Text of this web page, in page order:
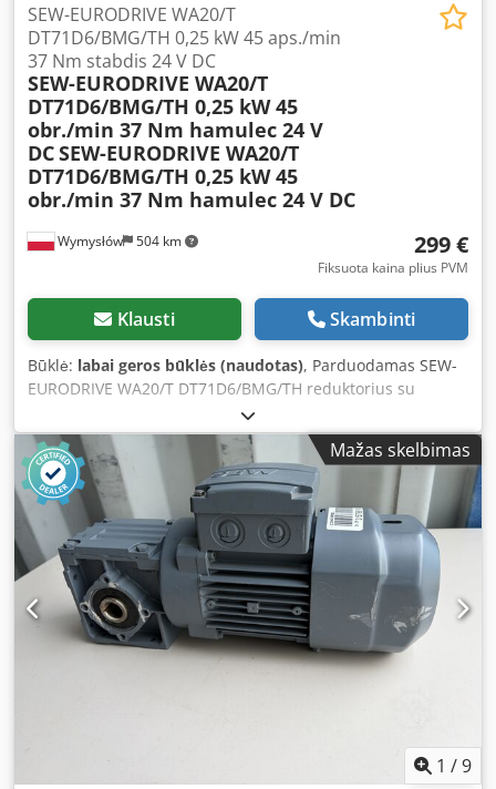
Wymysłów 504 km
SEW-EURODRIVE WA20/T
DT71D6/BMG/TH 0,25 kW 45 aps./min
37 Nm stabdis 24 V DC
SEW-EURODRIVE WA20/T
DT71D6/BMG/TH 0,25 kW 45
obr./min 37 Nm hamulec 24 V
DCSEW-EURODRIVE WA20/T
DT71D6/BMG/TH 0,25 kW 45
obr./min 37 Nm hamulec 24 V DC
299 €
Fiksuota kaina plius PVM
Klausti Skambinti
Būklė: labai geros būklės (naudotas), Parduodamas SEW-
EURODRIVE WA20/T DT71D6/BMG/TH reduktorius su
įmontuotu 24 V nuolatinės srovės elektromagnetiniu
stabdžiu. Dedpfxjzn Npzs Ag Sock Įrenginys yra visiškai
veikiantis, išbandytas ir paruoštas darbui. Techninė būklė
– labai gera. Korpusas turi įprastus naudojimo požymius –
nedidelius įbrėžimus ir nusidėvėjimus, kurie nedaro įtakos
įrenginio veikimui. Techniniai duomenys: Gamintojas: SEW-
EURODRIVE Reduktoriaus modelis: WA20/T Variklio tipas:
DT71D6/BMG/TH Galia: 0,25 kW Maitinimas: 3×230/400 V
Δ/Y Dažnis: 50 Hz Nominali srovė: 1,48 / 0,85 A Variklio
greitis: 880 aps./min. Išėjimo greitis: 45 aps./min. Sukimo
momentas: 37 Nm Perdavimo santykis: i = 19,50 Apsaugos
klasė: IP54 Izoliacijos klasė: F Stabdis: 24 V nuolatinės
Mažas skelbimas
1 /9